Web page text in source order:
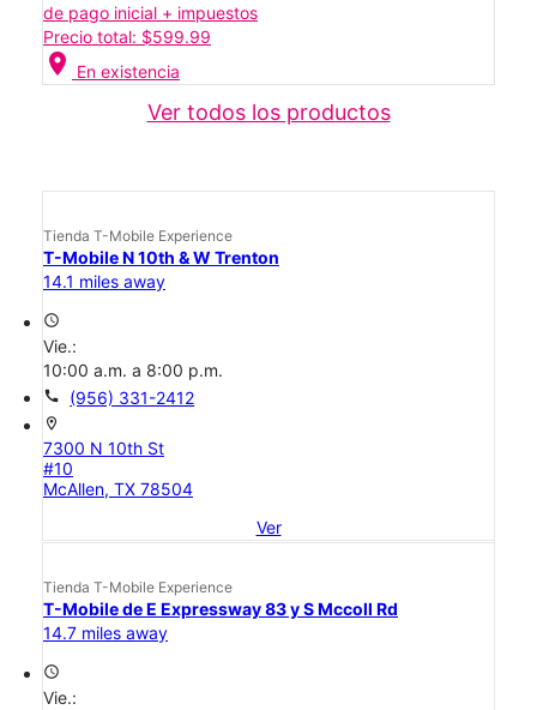
de pago inicial + impuestos
Precio total: $599.99
location_on En existencia
Ver todos los productos
Tienda T-Mobile Experience
T-Mobile N 10th & W Trenton
14.1 miles away
access_time
Vie.:
10:00 a.m. a 8:00 p.m.
call (956) 331-2412
location_on
7300 N 10th St
#10
McAllen, TX 78504
Ver
Tienda T-Mobile Experience
T-Mobile de E Expressway 83 y S Mccoll Rd
14.7 miles away
access_time
Vie.: